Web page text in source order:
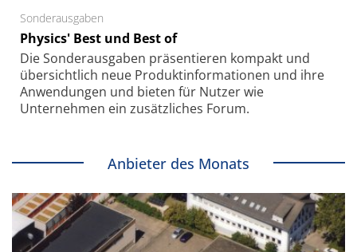
Sonderausgaben
Physics' Best und Best of
Die Sonder­ausgaben präsentieren kompakt und
übersichtlich neue Produkt­informationen und ihre
Anwendungen und bieten für Nutzer wie
Unternehmen ein zusätzliches Forum.
Anbieter des Monats